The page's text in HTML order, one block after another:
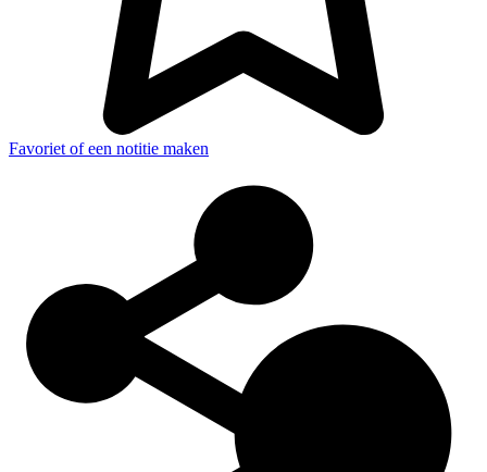
Favoriet of een notitie maken